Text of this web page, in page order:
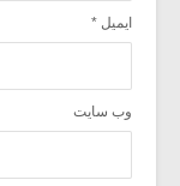
ایمیل *
وب‌ سایت